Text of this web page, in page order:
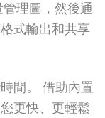
理圖，然後通
格式輸出和共享
間。 借助內置
更快、更輕鬆